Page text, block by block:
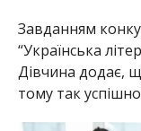
Завданням
“Українська
Дівчина додає,
тому так